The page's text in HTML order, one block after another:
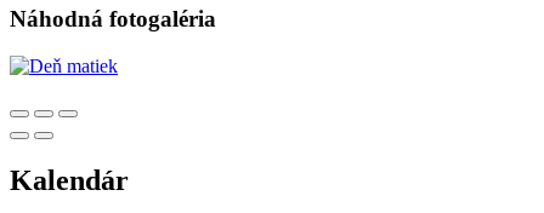
Náhodná fotogaléria
Kalendár